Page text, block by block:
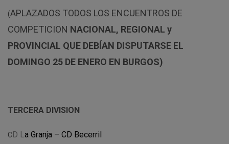
(APLAZADOS TODOS LOS ENCUENTROS DE
COMPETICION NACIONAL, REGIONAL y
PROVINCIAL QUE DEBÍAN DISPUTARSE EL
DOMINGO 25 DE ENERO EN BURGOS)
TERCERA DIVISION
CD La Granja – CD Becerril